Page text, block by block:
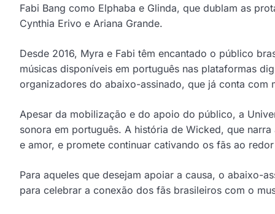
Fabi Bang como Elphaba e Glinda, que dublam as
Cynthia Erivo e Ariana Grande.
Desde 2016, Myra e Fabi têm encantado o público
músicas disponíveis em português nas plataformas
organizadores do abaixo-assinado, que já conta
Apesar da mobilização e do apoio do público, a
sonora em português. A história de Wicked, que
e amor, e promete continuar cativando os fãs ao
Para aqueles que desejam apoiar a causa, o abaixo-
para celebrar a conexão dos fãs brasileiros com o